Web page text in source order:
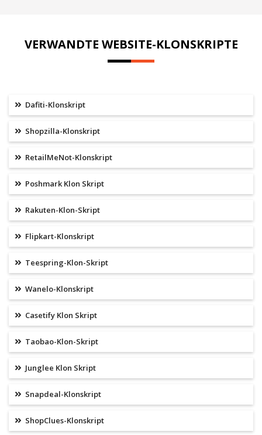
VERWANDTE WEBSITE-KLONSKRIPTE
Dafiti-Klonskript
Shopzilla-Klonskript
RetailMeNot-Klonskript
Poshmark Klon Skript
Rakuten-Klon-Skript
Flipkart-Klonskript
Teespring-Klon-Skript
Wanelo-Klonskript
Casetify Klon Skript
Taobao-Klon-Skript
Junglee Klon Skript
Snapdeal-Klonskript
ShopClues-Klonskript